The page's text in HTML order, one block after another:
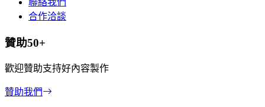
合作洽談
贊助50+
歡迎贊助支持好內容製作
贊助我們